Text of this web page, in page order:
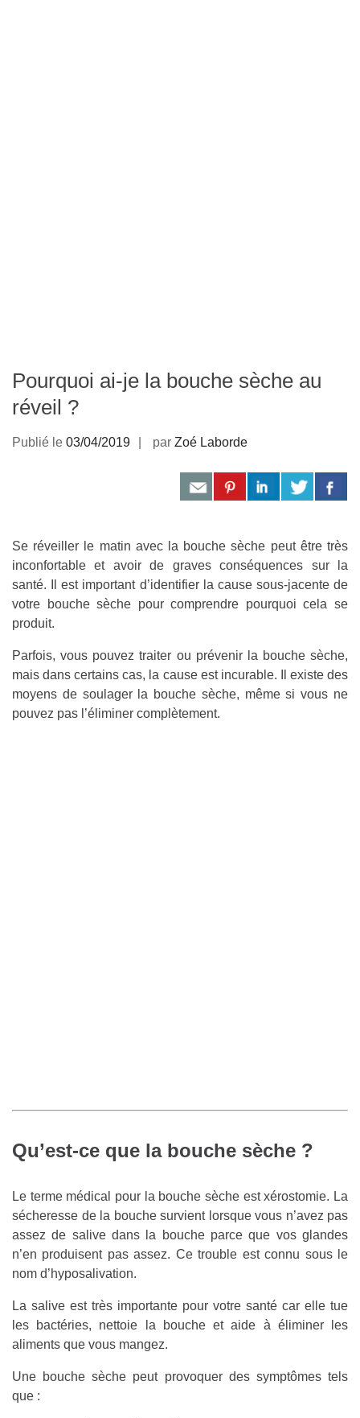
Pourquoi ai-je la bouche sèche au
réveil ?
Publié le 03/04/2019 par Zoé Laborde
Se réveiller le matin avec la bouche sèche peut être très
inconfortable et avoir de graves conséquences sur la
santé. Il est important d’identifier la cause sous-jacente de
votre bouche sèche pour comprendre pourquoi cela se
produit.
Parfois, vous pouvez traiter ou prévenir la bouche sèche,
mais dans certains cas, la cause est incurable. Il existe des
moyens de soulager la bouche sèche, même si vous ne
pouvez pas l’éliminer complètement.
Qu’est-ce que la bouche sèche ?
Le terme médical pour la bouche sèche est xérostomie. La
sécheresse de la bouche survient lorsque vous n’avez pas
assez de salive dans la bouche parce que vos glandes
n’en produisent pas assez. Ce trouble est connu sous le
nom d’hyposalivation.
La salive est très importante pour votre santé car elle tue
les bactéries, nettoie la bouche et aide à éliminer les
aliments que vous mangez.
Une bouche sèche peut provoquer des symptômes tels
que :